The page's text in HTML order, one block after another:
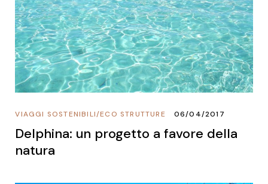
ECO STRUTTURE
/
VIAGGI SOSTENIBILI 06/04/2017
Delphina: un progetto a favore della
natura